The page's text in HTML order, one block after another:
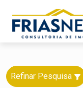
Refinar Pesquisa